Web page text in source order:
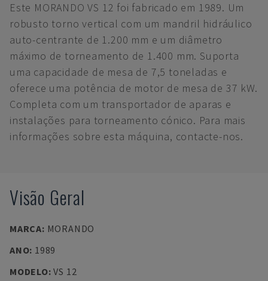
Este MORANDO VS 12 foi fabricado em 1989. Um
robusto torno vertical com um mandril hidráulico
auto-centrante de 1.200 mm e um diâmetro
máximo de torneamento de 1.400 mm. Suporta
uma capacidade de mesa de 7,5 toneladas e
oferece uma potência de motor de mesa de 37 kW.
Completa com um transportador de aparas e
instalações para torneamento cónico. Para mais
informações sobre esta máquina, contacte-nos.
Visão Geral
MARCA: MORANDO
ANO: 1989
MODELO:VS 12